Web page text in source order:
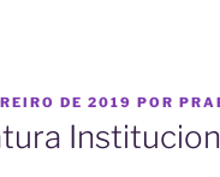
DE 2019 POR